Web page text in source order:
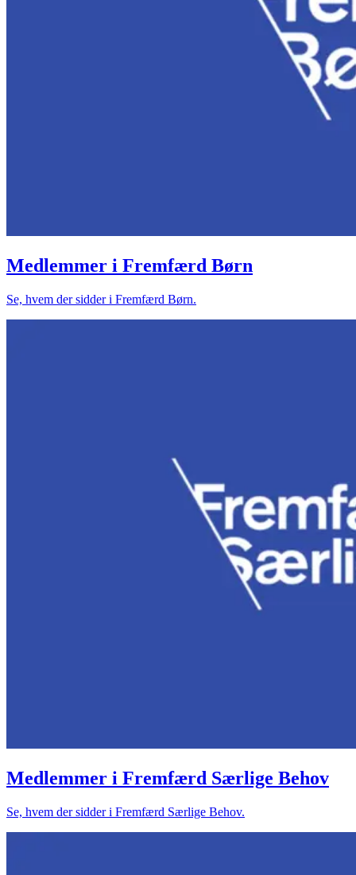
Medlemmer i Fremfærd Børn
Se, hvem der sidder i Fremfærd Børn.
Medlemmer i Fremfærd Særlige Behov
Se, hvem der sidder i Fremfærd Særlige Behov.